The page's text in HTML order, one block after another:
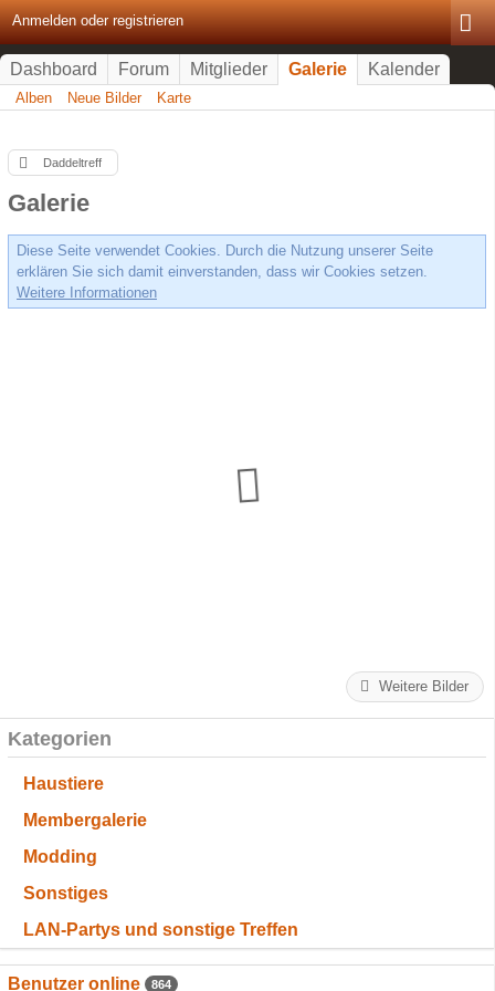
Anmelden oder registrieren
Dashboard Forum Mitglieder Galerie Kalender
Alben Neue Bilder Karte
Daddeltreff
Galerie
Diese Seite verwendet Cookies. Durch die Nutzung unserer Seite
erklären Sie sich damit einverstanden, dass wir Cookies setzen.
Weitere Informationen
Weitere Bilder
Kategorien
Haustiere
Membergalerie
Modding
Sonstiges
LAN-Partys und sonstige Treffen
Benutzer online 864